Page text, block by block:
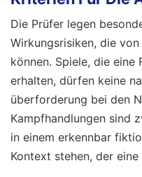
Die Prüfer legen
Wirkungsrisiken, die
können. Spiele, die
erhalten, dürfen keine
überforderung bei den
Kampfhandlungen sind
in einem erkennbar
Kontext stehen, der